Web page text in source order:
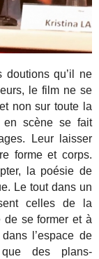
qu’il ne
le film ne se
non sur toute la
scène se fait
Leur laisser
forme et corps.
la poésie de
Le tout dans un
celles de la
de se former et à
l’espace de
que des plans-